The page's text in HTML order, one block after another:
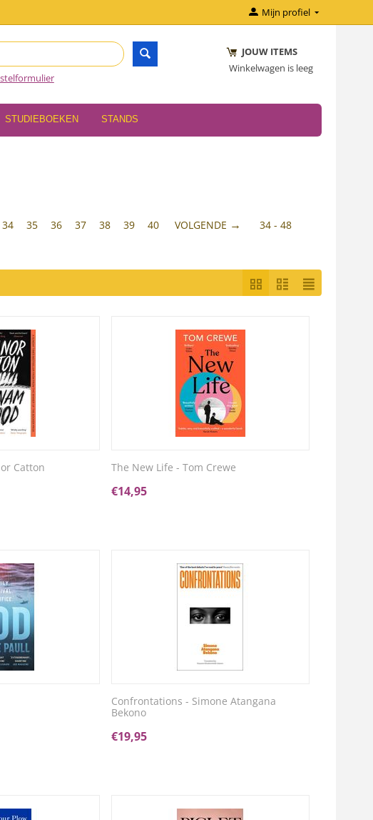
Mijn profiel
JOUW ITEMS
Winkelwagen is leeg
STUDIEBOEKEN STANDS
34 35 36 37 38 39 40 VOLGENDE 34 - 48
Catton The New Life - Tom Crewe
€14,95
Confrontations - Simone Atangana
Bekono
€19,95